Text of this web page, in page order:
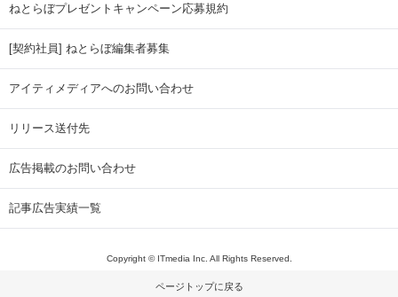
ねとらぼプレゼントキャンペーン応募規約
[契約社員] ねとらぼ編集者募集
アイティメディアへのお問い合わせ
リリース送付先
広告掲載のお問い合わせ
記事広告実績一覧
Copyright © ITmedia Inc. All Rights Reserved.
ページトップに戻る